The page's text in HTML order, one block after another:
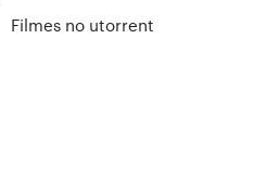
Filmes no utorrent